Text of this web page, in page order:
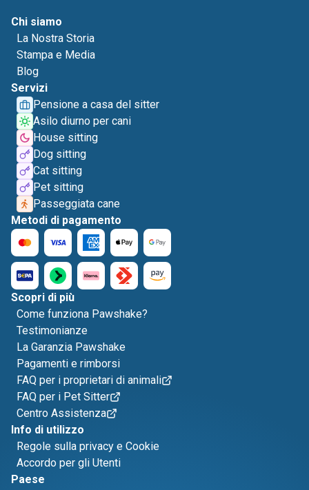
Chi siamo
La Nostra Storia
Stampa e Media
Blog
Servizi
Pensione a casa del sitter
Asilo diurno per cani
House sitting
Dog sitting
Cat sitting
Pet sitting
Passeggiata cane
Metodi di pagamento
Scopri di più
Come funziona Pawshake?
Testimonianze
La Garanzia Pawshake
Pagamenti e rimborsi
FAQ per i proprietari di animali
FAQ per i Pet Sitter
Centro Assistenza
Info di utilizzo
Regole sulla privacy e Cookie
Accordo per gli Utenti
Paese